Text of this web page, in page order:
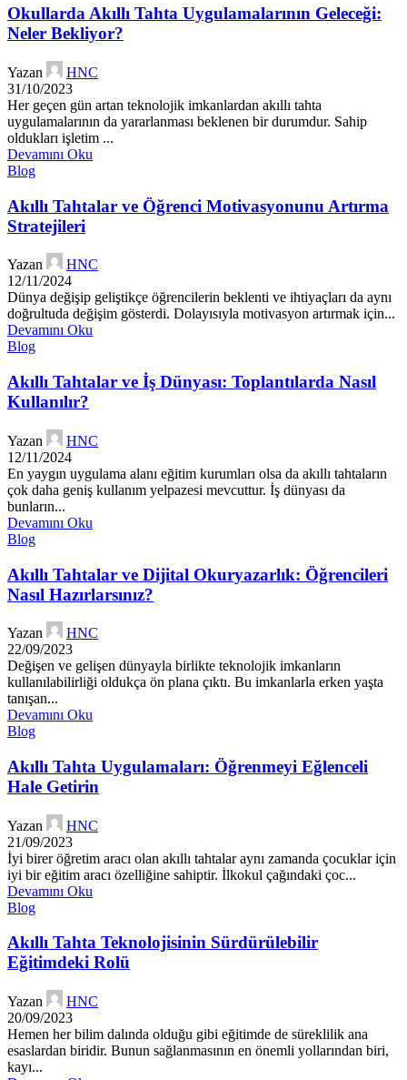
Okullarda Akıllı Tahta Uygulamalarının Geleceği:
Neler Bekliyor?
Yazan
HNC
31/10/2023
Her geçen gün artan teknolojik imkanlardan akıllı tahta
uygulamalarının da yararlanması beklenen bir durumdur. Sahip
oldukları işletim ...
Devamını Oku
Blog
Akıllı Tahtalar ve Öğrenci Motivasyonunu Artırma
Stratejileri
Yazan
HNC
12/11/2024
Dünya değişip geliştikçe öğrencilerin beklenti ve ihtiyaçları da aynı
doğrultuda değişim gösterdi. Dolayısıyla motivasyon artırmak için...
Devamını Oku
Blog
Akıllı Tahtalar ve İş Dünyası: Toplantılarda Nasıl
Kullanılır?
Yazan
HNC
12/11/2024
En yaygın uygulama alanı eğitim kurumları olsa da akıllı tahtaların
çok daha geniş kullanım yelpazesi mevcuttur. İş dünyası da
bunların...
Devamını Oku
Blog
Akıllı Tahtalar ve Dijital Okuryazarlık: Öğrencileri
Nasıl Hazırlarsınız?
Yazan
HNC
22/09/2023
Değişen ve gelişen dünyayla birlikte teknolojik imkanların
kullanılabilirliği oldukça ön plana çıktı. Bu imkanlarla erken yaşta
tanışan...
Devamını Oku
Blog
Akıllı Tahta Uygulamaları: Öğrenmeyi Eğlenceli
Hale Getirin
Yazan
HNC
21/09/2023
İyi birer öğretim aracı olan akıllı tahtalar aynı zamanda çocuklar için
iyi bir eğitim aracı özelliğine sahiptir. İlkokul çağındaki çoc...
Devamını Oku
Blog
Akıllı Tahta Teknolojisinin Sürdürülebilir
Eğitimdeki Rolü
Yazan
HNC
20/09/2023
Hemen her bilim dalında olduğu gibi eğitimde de süreklilik ana
esaslardan biridir. Bunun sağlanmasının en önemli yollarından biri,
kayı...